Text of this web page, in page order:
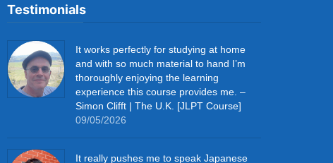
Testimonials
It works perfectly for studying at home
and with so much material to hand I’m
thoroughly enjoying the learning
experience this course provides me. –
Simon Clifft | The U.K. [JLPT Course]
09/05/2026
It really pushes me to speak Japanese